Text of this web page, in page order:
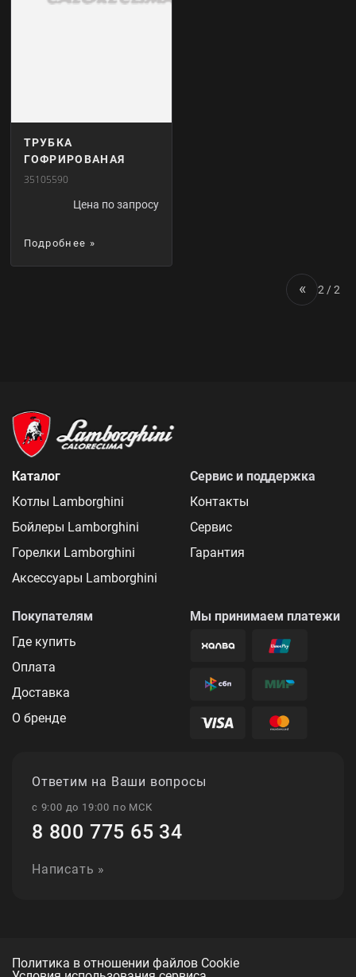
ТРУБКА
ГОФРИРОВАНАЯ
35105590
Цена по запросу
Подробнее »
« 2 / 2
Каталог
Котлы Lamborghini
Бойлеры Lamborghini
Горелки Lamborghini
Аксессуары Lamborghini
Сервис и поддержка
Контакты
Сервис
Гарантия
Покупателям
Где купить
Оплата
Доставка
О бренде
Мы принимаем платежи
Ответим на Ваши вопросы
с 9:00 до 19:00 по МСК
8 800 775 65 34
Написать »
Политика в отношении файлов Cookie